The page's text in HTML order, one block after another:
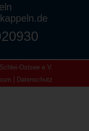
Ostsee e.V.
Datenschutz